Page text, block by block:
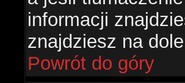
informacji
znajdziesz na
Powrót do góry